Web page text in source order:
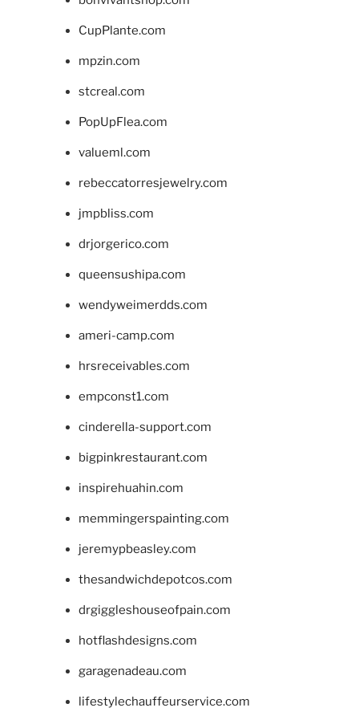
CupPlante.com
mpzin.com
stcreal.com
PopUpFlea.com
valueml.com
rebeccatorresjewelry.com
jmpbliss.com
drjorgerico.com
queensushipa.com
wendyweimerdds.com
ameri-camp.com
hrsreceivables.com
empconst1.com
cinderella-support.com
bigpinkrestaurant.com
inspirehuahin.com
memmingerspainting.com
jeremypbeasley.com
thesandwichdepotcos.com
drgiggleshouseofpain.com
hotflashdesigns.com
garagenadeau.com
lifestylechauffeurservice.com